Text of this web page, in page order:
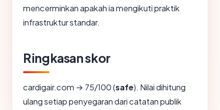
mencerminkan apakah ia mengikuti praktik
infrastruktur standar.
Ringkasan skor
cardigair.com → 75/100 (safe). Nilai dihitung
ulang setiap penyegaran dari catatan publik